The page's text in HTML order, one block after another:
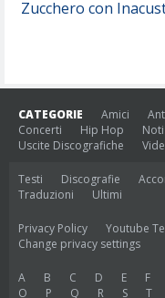
Zucchero con
CATEGORIE Amici
Concerti
Hip Hop
Uscite Discografiche
Testi Discografie
Traduzioni
Ultimi
Privacy Policy Youtube
Change privacy settings
A B C D E F
O
P Q R S T